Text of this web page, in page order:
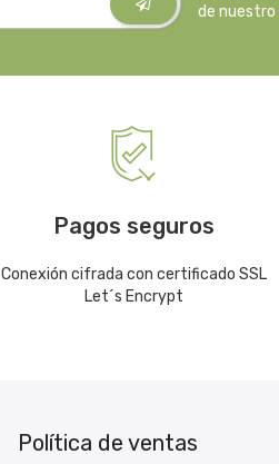
de nuestro
Pagos seguros
Conexión cifrada con certificado SSL
Let´s Encrypt
Política de ventas